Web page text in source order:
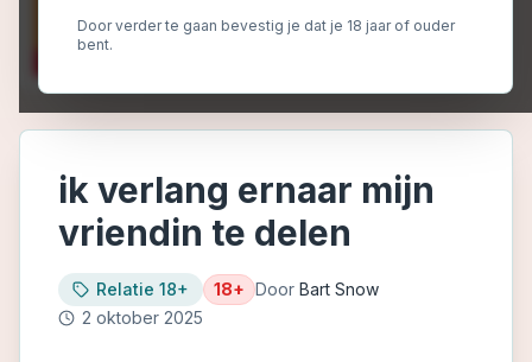
Door verder te gaan bevestig je dat je 18 jaar of ouder
bent.
ik verlang ernaar mijn
vriendin te delen
Relatie 18+ 18+ Door Bart Snow
2 oktober 2025